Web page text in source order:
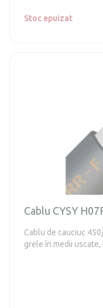
Stoc epuizat
Cablu CYSY
Cablu de cauciuc
grele în medii uscate,